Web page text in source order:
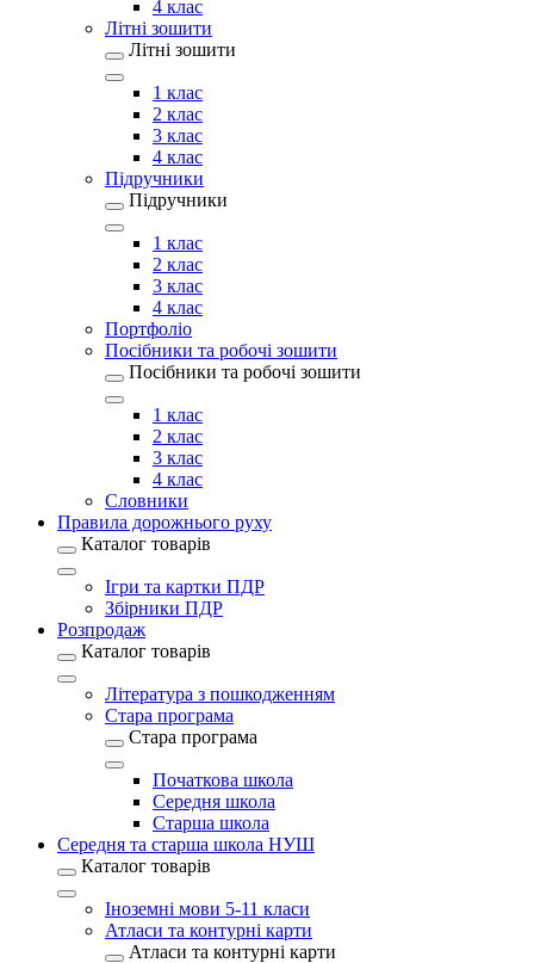
4 клас
Літні зошити
Літні зошити
1 клас
2 клас
3 клас
4 клас
Підручники
Підручники
1 клас
2 клас
3 клас
4 клас
Портфоліо
Посібники та робочі зошити
Посібники та робочі зошити
1 клас
2 клас
3 клас
4 клас
Словники
Правила дорожнього руху
Каталог товарів
Ігри та картки ПДР
Збірники ПДР
Розпродаж
Каталог товарів
Література з пошкодженням
Стара програма
Стара програма
Початкова школа
Середня школа
Старша школа
Середня та старша школа НУШ
Каталог товарів
Іноземні мови 5-11 класи
Атласи та контурні карти
Атласи та контурні карти